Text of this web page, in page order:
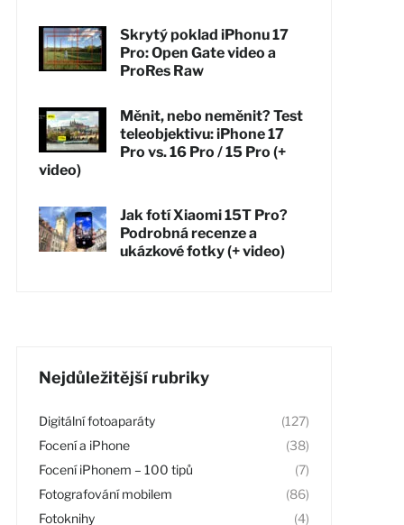
Skrytý poklad iPhonu 17
Pro: Open Gate video a
ProRes Raw
Měnit, nebo neměnit? Test
teleobjektivu: iPhone 17
Pro vs. 16 Pro / 15 Pro (+
video)
Jak fotí Xiaomi 15T Pro?
Podrobná recenze a
ukázkové fotky (+ video)
Nejdůležitější rubriky
Digitální fotoaparáty
(127)
Focení a iPhone
(38)
Focení iPhonem – 100 tipů
(7)
Fotografování mobilem
(86)
Fotoknihy
(4)